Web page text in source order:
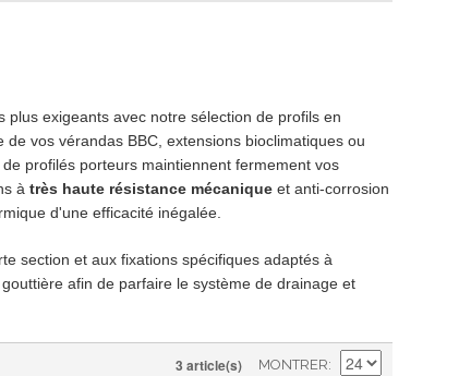
exigeants avec notre sélection de profils en
de vos vérandas BBC, extensions bioclimatiques ou
profilés porteurs maintiennent fermement vos
à très haute résistance mécanique et anti-corrosion
d'une efficacité inégalée.
section et aux fixations spécifiques adaptés à
afin de parfaire le système de drainage et
3 article(s) MONTRER